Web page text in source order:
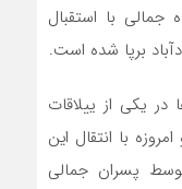
جمالی با استقبال
برپا شده است.
یکی از ییلاقات
با انتقال این
پسران جمالی